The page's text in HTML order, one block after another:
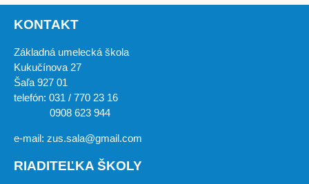
KONTAKT
Základná umelecká škola
Kukučínova 27
Šaľa 927 01
telefón: 031 / 770 23 16
0908 623 944
e-mail: zus.sala@gmail.com
RIADITEĽKA ŠKOLY